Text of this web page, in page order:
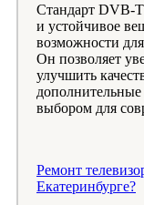
Стандарт DVB-
и устойчивое
возможности
Он позволяет
улучшить
дополнительные
выбором для
Ремонт
Екатеринбурге?